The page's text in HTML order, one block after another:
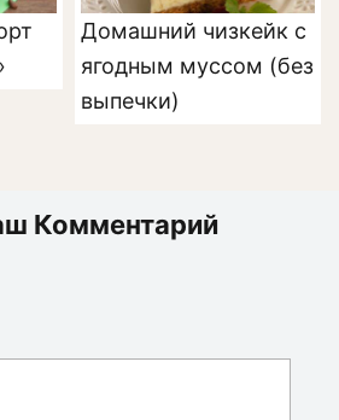
Домашний чизкейк с
ягодным муссом (без
выпечки)
Комментарий